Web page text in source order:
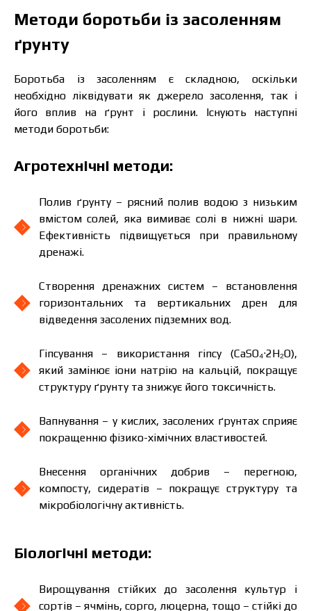
Методи боротьби із засоленням
ґрунту
Боротьба із засоленням є складною, оскільки
необхідно ліквідувати як джерело засолення, так і
його вплив на ґрунт і рослини. Існують наступні
методи боротьби:
Агротехнічні методи:
Полив ґрунту – рясний полив водою з низьким
вмістом солей, яка вимиває солі в нижні шари.
Ефективність підвищується при правильному
дренажі.
Створення дренажних систем – встановлення
горизонтальних та вертикальних дрен для
відведення засолених підземних вод.
Гіпсування – використання гіпсу (CaSO₄·2H₂O),
який замінює іони натрію на кальцій, покращує
структуру ґрунту та знижує його токсичність.
Вапнування – у кислих, засолених ґрунтах сприяє
покращенню фізико-хімічних властивостей.
Внесення органічних добрив – перегною,
компосту, сидератів – покращує структуру та
мікробіологічну активність.
Біологічні методи:
Вирощування стійких до засолення культур і
сортів – ячмінь, сорго, люцерна, тощо – стійкі до